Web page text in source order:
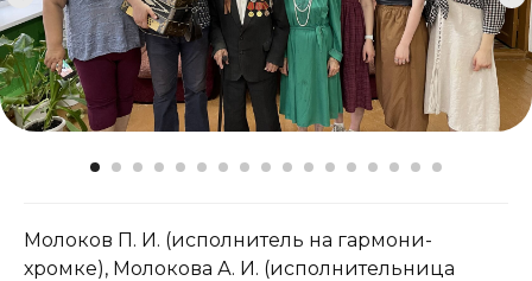
Молоков П. И. (исполнитель на гармони-
хромке), Молокова А. И. (исполнительница
Сладчанка, гармонь-хромка),
Молокова Антонина Ильинична,
1937 г.р.